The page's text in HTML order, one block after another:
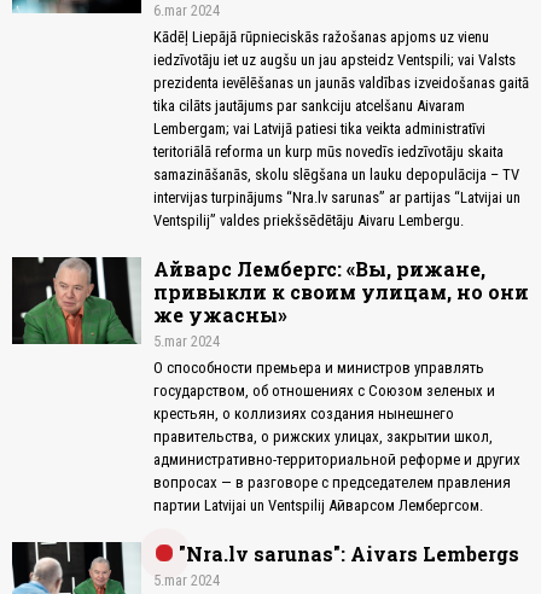
6.mar 2024
Kādēļ Liepājā rūpnieciskās ražošanas apjoms uz vienu
iedzīvotāju iet uz augšu un jau apsteidz Ventspili; vai Valsts
prezidenta ievēlēšanas un jaunās valdības izveidošanas gaitā
tika cilāts jautājums par sankciju atcelšanu Aivaram
Lembergam; vai Latvijā patiesi tika veikta administratīvi
teritoriālā reforma un kurp mūs novedīs iedzīvotāju skaita
samazināšanās, skolu slēgšana un lauku depopulācija – TV
intervijas turpinājums “Nra.lv sarunas” ar partijas “Latvijai un
Ventspilij” valdes priekšsēdētāju Aivaru Lembergu.
Айварс Лембергс: «Вы, рижане,
привыкли к своим улицам, но они
же ужасны»
5.mar 2024
О способности премьера и министров управлять
государством, об отношениях с Союзом зеленых и
крестьян, о коллизиях создания нынешнего
правительства, о рижских улицах, закрытии школ,
административно-территориальной реформе и других
вопросах — в разговоре с председателем правления
партии Latvijai un Ventspilij Айварсом Лембергсом.
"Nra.lv sarunas": Aivars Lembergs
5.mar 2024